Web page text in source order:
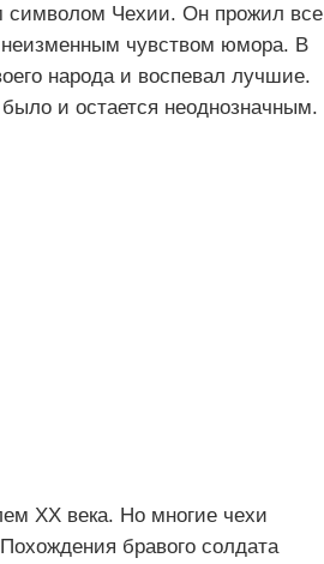
символом Чехии. Он прожил
неизменным чувством юмора. В
народа и воспевал лучшие.
и остается неоднозначным.
XX века. Но многие чехи
бравого солдата